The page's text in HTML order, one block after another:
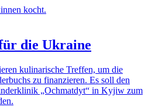
die Ukraine
kulinarische Treffen, um die
zu finanzieren. Es soll den
„Ochmatdyt“ in Kyjiw zum